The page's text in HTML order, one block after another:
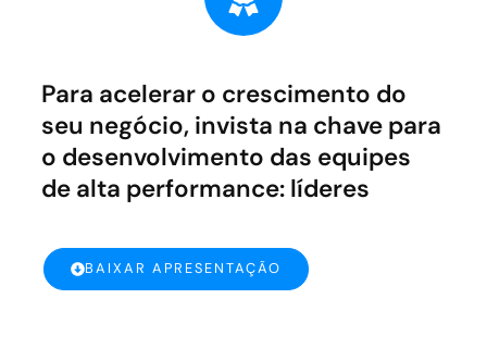
Para acelerar o crescimento do
seu negócio, invista na chave para
o desenvolvimento das equipes
de alta performance: líderes
BAIXAR APRESENTAÇÃO